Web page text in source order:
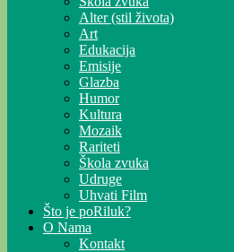
Alter (stil života)
Art
Edukacija
Emisije
Glazba
Humor
Kultura
Mozaik
Rariteti
Škola zvuka
Udruge
Uhvati Film
Što je poRiluk?
O Nama
Kontakt